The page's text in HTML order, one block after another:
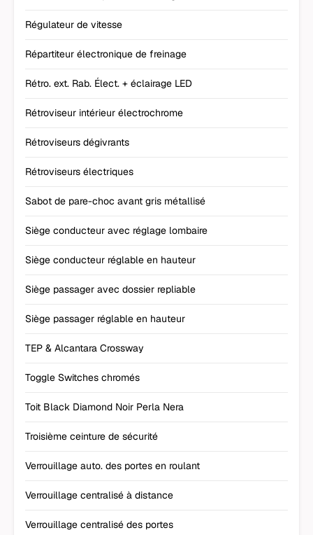
Régulateur de vitesse
Répartiteur électronique de freinage
Rétro. ext. Rab. Élect. + éclairage LED
Rétroviseur intérieur électrochrome
Rétroviseurs dégivrants
Rétroviseurs électriques
Sabot de pare-choc avant gris métallisé
Siège conducteur avec réglage lombaire
Siège conducteur réglable en hauteur
Siège passager avec dossier repliable
Siège passager réglable en hauteur
TEP & Alcantara Crossway
Toggle Switches chromés
Toit Black Diamond Noir Perla Nera
Troisième ceinture de sécurité
Verrouillage auto. des portes en roulant
Verrouillage centralisé à distance
Verrouillage centralisé des portes